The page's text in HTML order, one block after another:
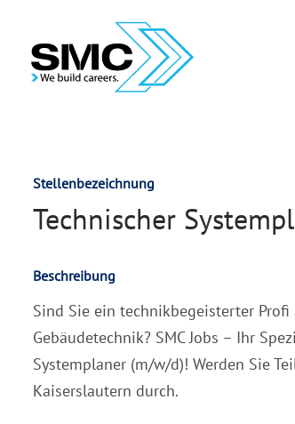
Stellenbezeichnung
Technischer
Beschreibung
Sind Sie ein technikbegeisterter
Gebäudetechnik? SMC Jobs – Ihr
Systemplaner (m/w/d)! Werden Sie
Kaiserslautern durch.